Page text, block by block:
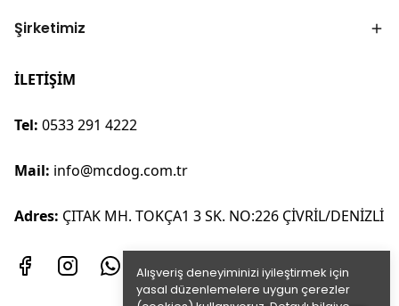
Alışveriş deneyiminizi iyileştirmek için
yasal düzenlemelere uygun çerezler
Şirketimiz
İLETİŞİM
Tel: 0533 291 4222
Mail: info@mcdog.com.tr
Adres: ÇITAK MH. TOKÇA1 3 SK. NO:226 ÇİVRİL/DENİZLİ